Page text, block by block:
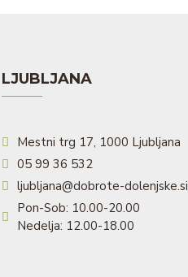
LJUBLJANA
Mestni trg 17, 1000 Ljubljana
05 99 36 532
ljubljana@dobrote-dolenjske.si
Pon-Sob: 10.00-20.00
Nedelja: 12.00-18.00